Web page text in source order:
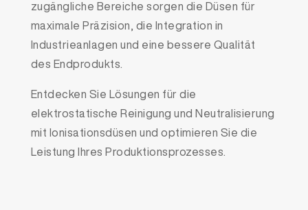
zugängliche Bereiche sorgen die Düsen für
maximale Präzision, die Integration in
Industrieanlagen und eine bessere Qualität
des Endprodukts.
Entdecken Sie Lösungen für die
elektrostatische Reinigung und Neutralisierung
mit Ionisationsdüsen und optimieren Sie die
Leistung Ihres Produktionsprozesses.